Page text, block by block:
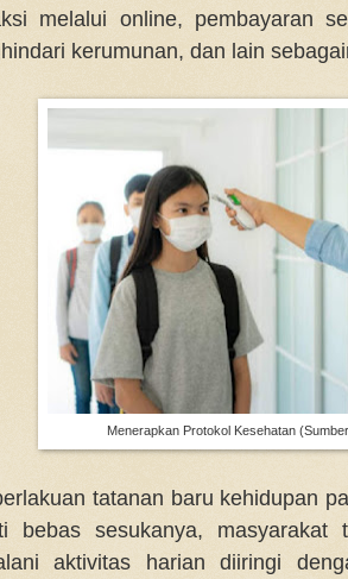
melalui online, pembayaran
kerumunan, dan lain
Menerapkan Protokol Kesehatan
tatanan baru kehidupan
bebas sesukanya, masyarakat
aktivitas harian diiringi